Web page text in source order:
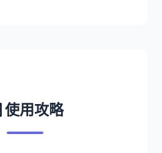
用攻略